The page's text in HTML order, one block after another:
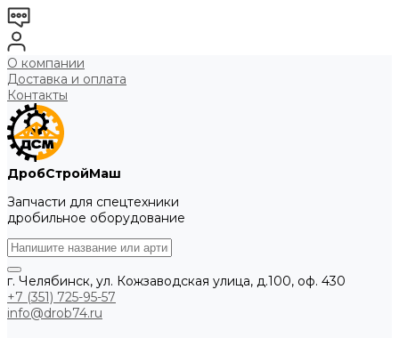
О компании
Доставка и оплата
Контакты
ДробСтройМаш
Запчасти для спецтехники
дробильное оборудование
г. Челябинск, ул. Кожзаводская улица, д.100, оф. 430
+7 (351) 725-95-57
info@drob74.ru